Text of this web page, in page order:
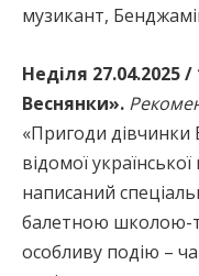
музикант,
Неділя 27.04.2025
Веснянки».
«Пригоди дівчинки
відомої
написаний
балетною школою-
особливу подію –